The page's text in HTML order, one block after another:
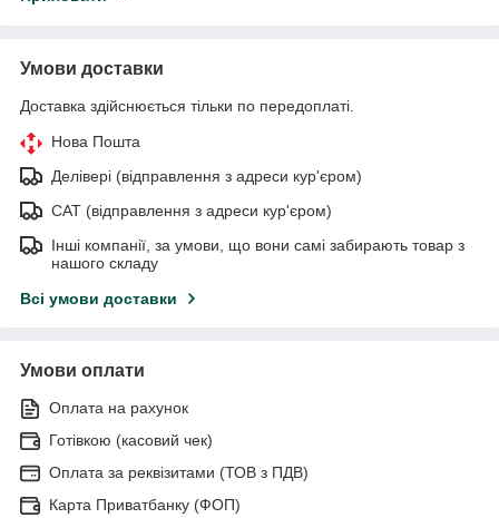
Умови доставки
Доставка здійснюється тільки по передоплаті.
Нова Пошта
Делівері (відправлення з адреси кур'єром)
САТ (відправлення з адреси кур'єром)
Інші компанії, за умови, що вони самі забирають товар з
нашого складу
Всі умови доставки
Умови оплати
Оплата на рахунок
Готівкою (касовий чек)
Оплата за реквізитами (ТОВ з ПДВ)
Карта Приватбанку (ФОП)